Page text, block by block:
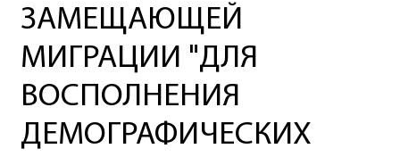
ЗАМЕЩАЮЩЕЙ
МИГРАЦИИ "ДЛЯ
ВОСПОЛНЕНИЯ
ДЕМОГРАФИЧЕСКИХ